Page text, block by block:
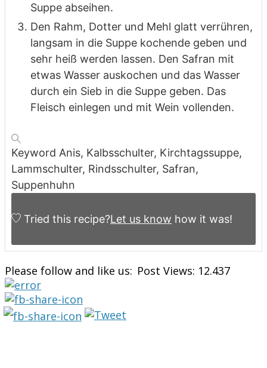
Suppe abseihen.
Den Rahm, Dotter und Mehl glatt verrühren,
langsam in die Suppe kochende geben und
sehr heiß werden lassen. Den Safran mit
etwas Wasser auskochen und das Wasser
durch ein Sieb in die Suppe geben. Das
Fleisch einlegen und mit Wein vollenden.
Keyword Anis, Kalbsschulter, Kirchtagssuppe,
Lammschulter, Rindsschulter, Safran,
Suppenhuhn
Tried this recipe?Let us know how it was!
Please follow and like us: Post Views: 12.437